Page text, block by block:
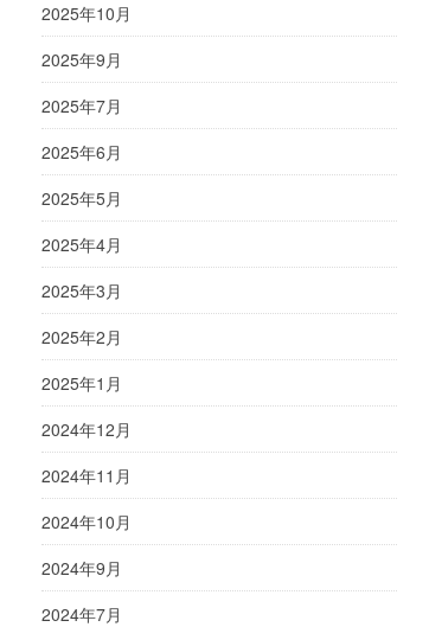
2025年10月
2025年9月
2025年7月
2025年6月
2025年5月
2025年4月
2025年3月
2025年2月
2025年1月
2024年12月
2024年11月
2024年10月
2024年9月
2024年7月